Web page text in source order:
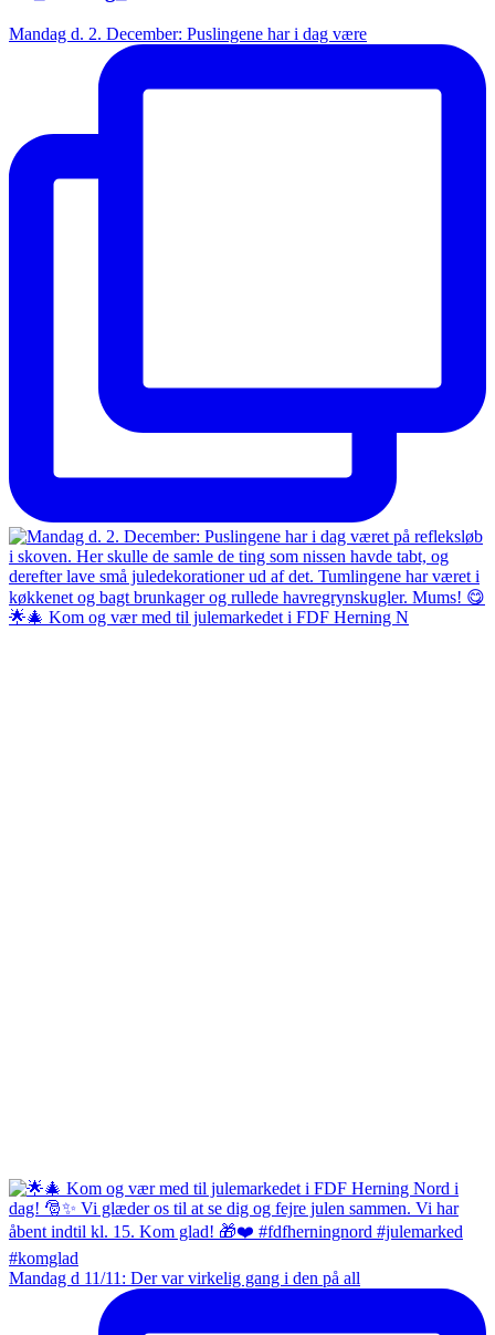
Mandag d. 2. December: Puslingene har i dag være
🌟🎄 Kom og vær med til julemarkedet i FDF Herning N
Mandag d 11/11: Der var virkelig gang i den på all